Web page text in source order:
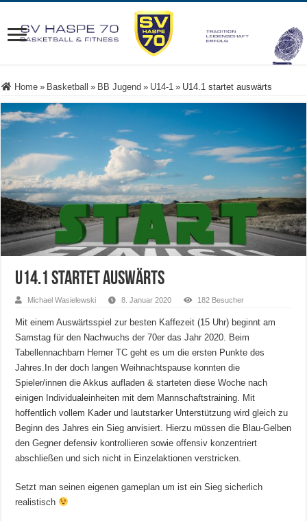
Home » Basketball » BB Jugend » U14-1 » U14.1 startet auswärts
U14.1 startet auswärts
Michael Wasielewski 8. Januar 2020 182 Besucher
Mit einem Auswärtsspiel zur besten Kaffezeit (15 Uhr) beginnt am
Samstag für den Nachwuchs der 70er das Jahr 2020. Beim
Tabellennachbarn Herner TC geht es um die ersten Punkte des
Jahres. In der doch langen Weihnachtspause konnten die
Spieler/innen die Akkus aufladen & starteten diese Woche nach
einigen Individualeinheiten mit dem Mannschaftstraining. Mit
hoffentlich vollem Kader und lautstarker Unterstützung wird gleich zu
Beginn des Jahres ein Sieg anvisiert. Hierzu müssen die Blau-Gelben
den Gegner defensiv kontrollieren sowie offensiv konzentriert
abschließen und sich nicht in Einzelaktionen verstricken.
Setzt man seinen eigenen gameplan um ist ein Sieg sicherlich
realistisch